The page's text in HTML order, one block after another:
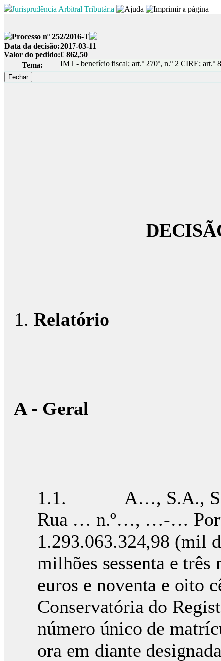
Jurisprudência Arbitral Tributária
Processo nº 252/2016-T
Data da decisão:2017-03-11
Valor do pedido:€ 862,50
Tema:
IMT - benefício fiscal; art.º 270º, n.º 2 CIRE; art.º
Relatório
A - Geral
1.1. A…, S.A.,
Rua … n.º…, …-…
1.293.063.324,98 (mil
milhões sessenta e
euros e noventa e oito
Conservatória do
número único de
ora em diante